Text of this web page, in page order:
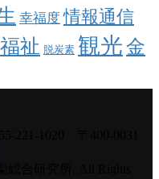
幸福度 情報通信
福祉 脱炭素 観光金